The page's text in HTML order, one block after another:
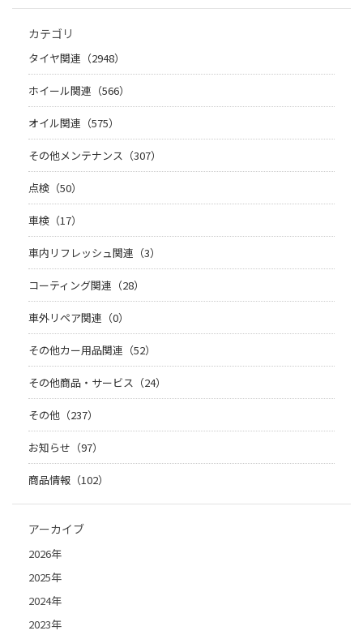
カテゴリ
タイヤ関連（2948）
ホイール関連（566）
オイル関連（575）
その他メンテナンス（307）
点検（50）
車検（17）
車内リフレッシュ関連（3）
コーティング関連（28）
車外リペア関連（0）
その他カー用品関連（52）
その他商品・サービス（24）
その他（237）
お知らせ（97）
商品情報（102）
アーカイブ
2026年
2025年
2024年
2023年